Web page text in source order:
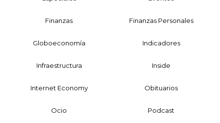
Finanzas Finanzas Personales
Globoeconomía Indicadores
Infraestructura Inside
Internet Economy Obituarios
Ocio Podcast